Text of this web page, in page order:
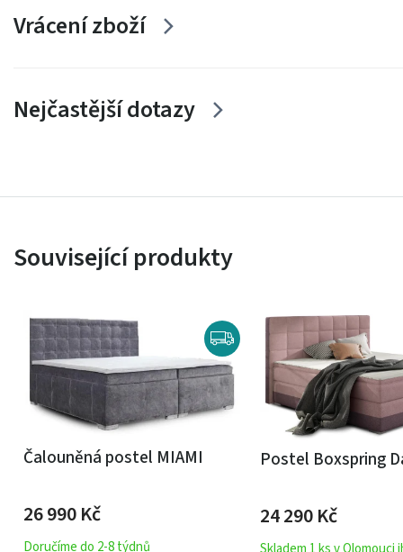
Vrácení zboží
Nejčastější dotazy
Související produkty
Čalouněná postel MIAMI
26 990Kč
Doručíme do 2-8 týdnů
Postel Boxspring
24 290Kč